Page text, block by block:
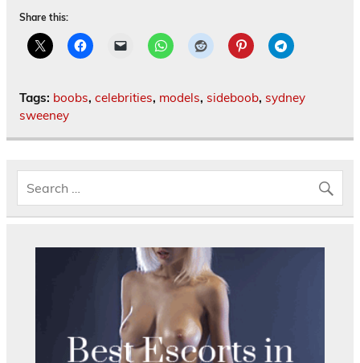
Share this:
Tags: boobs, celebrities, models, sideboob, sydney
sweeney